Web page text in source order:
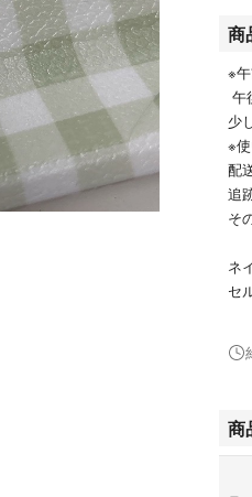
商
※
午
少
※
配
追
そ
ネ
セ
・
・
商